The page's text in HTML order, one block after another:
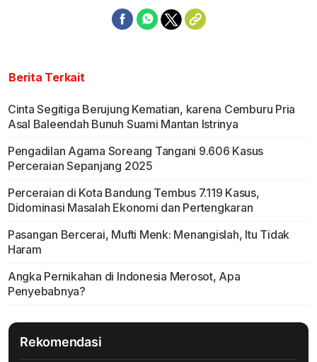
Berita Terkait
Cinta Segitiga Berujung Kematian, karena Cemburu Pria
Asal Baleendah Bunuh Suami Mantan Istrinya
Pengadilan Agama Soreang Tangani 9.606 Kasus
Perceraian Sepanjang 2025
Perceraian di Kota Bandung Tembus 7.119 Kasus,
Didominasi Masalah Ekonomi dan Pertengkaran
Pasangan Bercerai, Mufti Menk: Menangislah, Itu Tidak
Haram
Angka Pernikahan di Indonesia Merosot, Apa
Penyebabnya?
Rekomendasi